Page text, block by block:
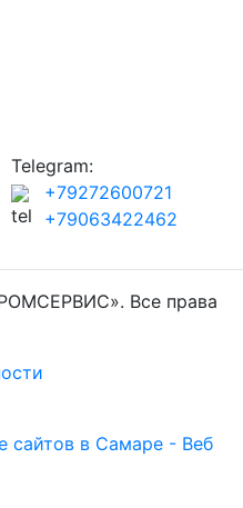
Telegram:
+79272600721
+79063422462
Все права